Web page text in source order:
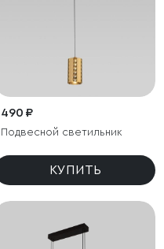
490 ₽
Подвесной светильник
КУПИТЬ